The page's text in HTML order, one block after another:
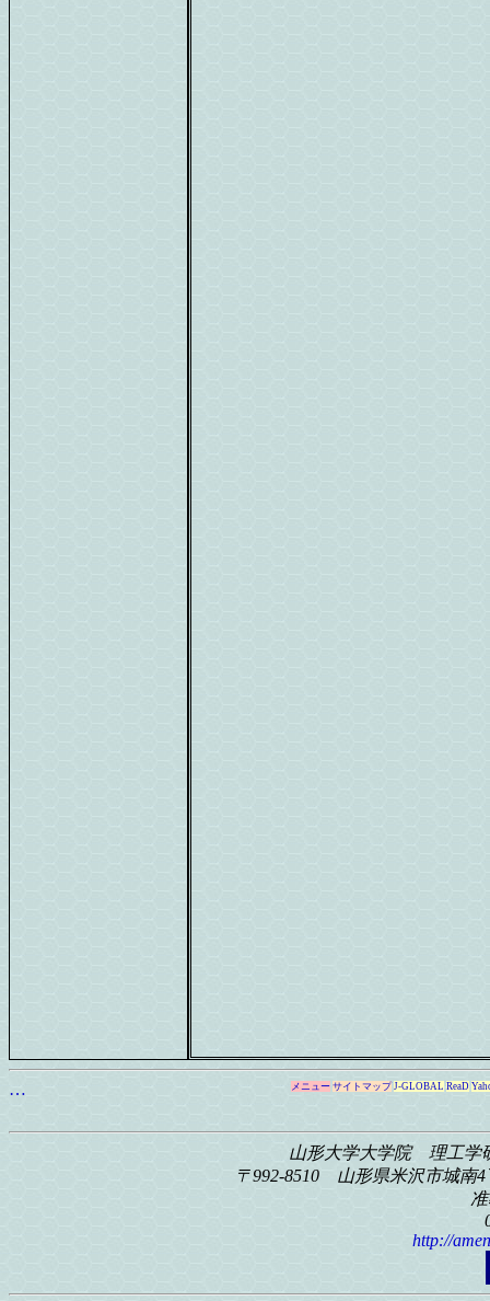
… メニュー サイトマップ J-GLOBAL ReaD
山形大学大学院 理工学
〒992-8510 山形県米沢市城南4
http://